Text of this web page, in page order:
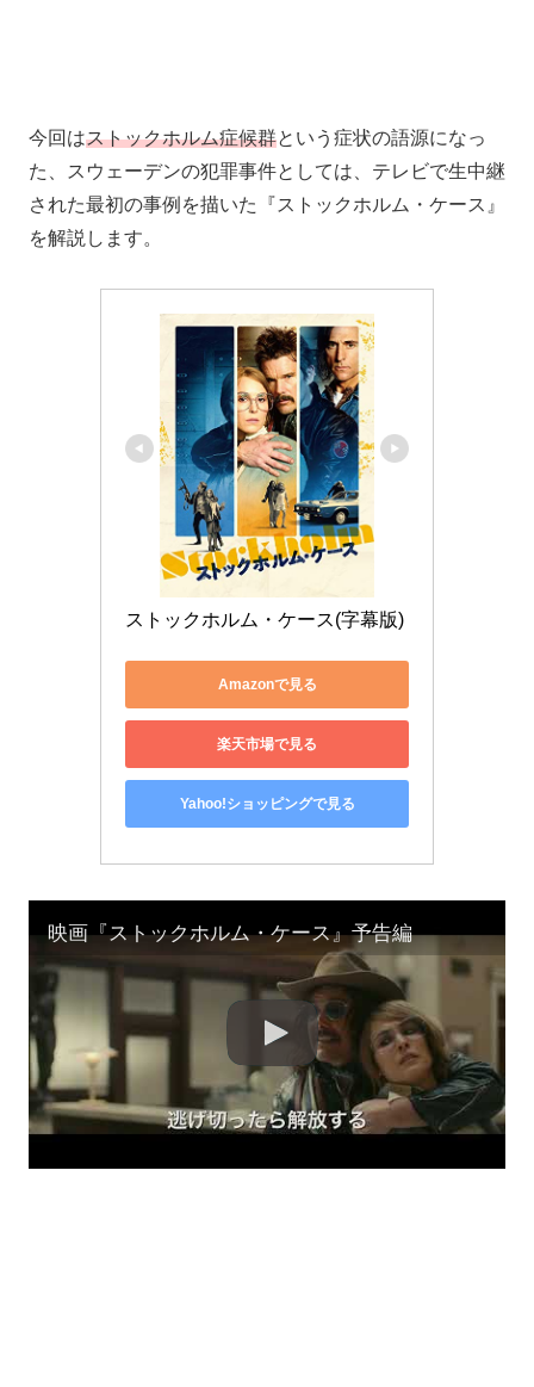
今回はストックホルム症候群という症状の語源になっ
た、スウェーデンの犯罪事件としては、テレビで生中継
された最初の事例を描いた『ストックホルム・ケース』
を解説します。
ストックホルム・ケース(字幕版)
Amazonで見る
楽天市場で見る
Yahoo!ショッピングで見る
映画『ストックホルム・ケース』予告編